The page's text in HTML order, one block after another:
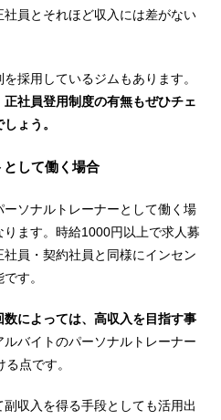
員とそれほど収入には差がない
採用しているジムもあります。
社員登用制度の有無もぜひチェ
ょう。
して働く場合
ソナルトレーナーとして働く場
ます。時給1000円以上で求人募
員・契約社員と同様にインセン
す。
によっては、高収入を目指す事
ルバイトのパーソナルトレーナー
点です。
収入を得る手段としても活用出